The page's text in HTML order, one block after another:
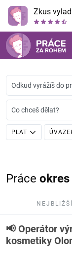
Zkus
Odkud vyrážíš do
Co chceš dělat?
PLAT
Práce okres
NEJBLIŽŠÍ
📢 Operátor
kosmetiky